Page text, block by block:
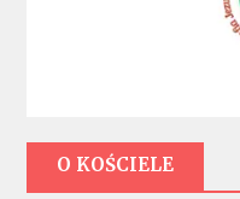
O KOŚCIELE